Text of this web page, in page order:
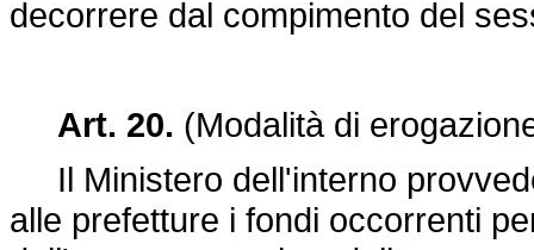
decorrere dal compimento del
Art. 20. (Modalità di
Il Ministero dell'interno
alle prefetture i fondi occorrenti